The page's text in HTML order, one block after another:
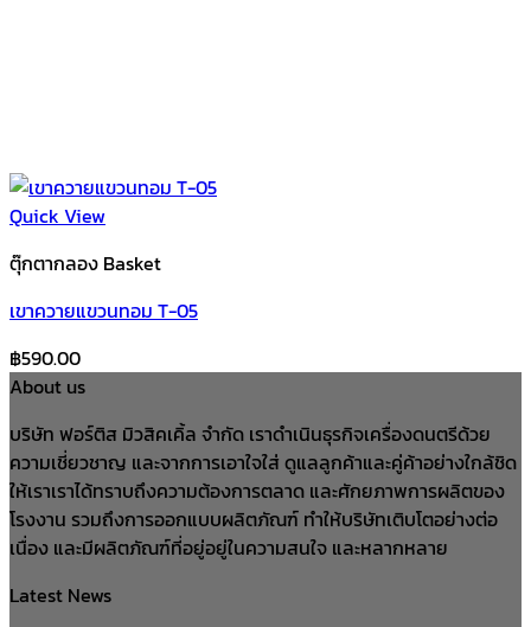
Quick View
ตุ๊กตากลอง Basket
เขาควายแขวนทอม T-05
฿590.00
About us
บริษัท ฟอร์ติส มิวสิคเคิ้ล จำกัด เราดำเนินธุรกิจเครื่องดนตรีด้วย
ความเชี่ยวชาญ และจากการเอาใจใส่ ดูแลลูกค้าและคู่ค้าอย่างใกล้ชิด
ให้เราเราได้ทราบถึงความต้องการตลาด และศักยภาพการผลิตของ
โรงงาน รวมถึงการออกแบบผลิตภัณฑ์ ทำให้บริษัทเติบโตอย่างต่อ
เนื่อง และมีผลิตภัณฑ์ที่อยู่อยู่ในความสนใจ และหลากหลาย
Latest News